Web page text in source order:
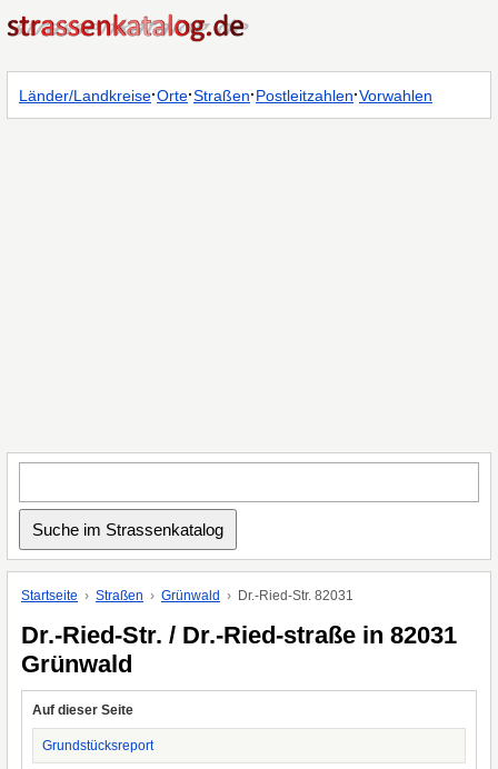
Länder/Landkreise·Orte·Straßen·Postleitzahlen·Vorwahlen
Startseite Straßen Grünwald Dr.-Ried-Str. 82031
Dr.-Ried-Str. / Dr.-Ried-straße in 82031
Grünwald
Auf dieser Seite
Grundstücksreport